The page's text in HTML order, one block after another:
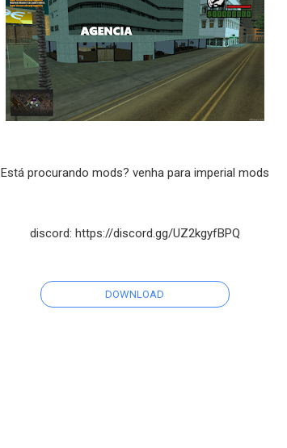
Está procurando mods? venha para imperial mods
discord: https://discord.gg/UZ2kgyfBPQ
DOWNLOAD